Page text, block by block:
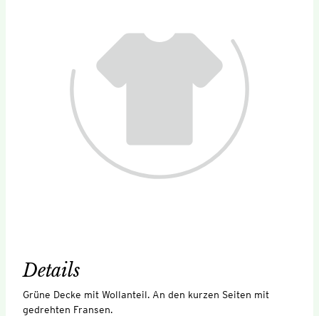
Details
Grüne Decke mit Wollanteil. An den kurzen Seiten mit
gedrehten Fransen.